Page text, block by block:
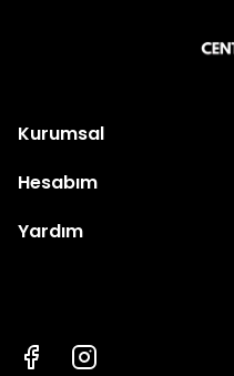
Kurumsal
Hesabım
Yardım